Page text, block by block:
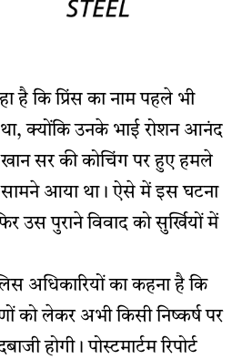
है कि प्रिंस का नाम पहले भी
था, क्योंकि उनके भाई रोशन आनंद
सर की कोचिंग पर हुए हमले
आया था। ऐसे में इस घटना
उस पुराने विवाद को सुर्खियों में
अधिकारियों का कहना है कि
को लेकर अभी किसी निष्कर्ष पर
होगी। पोस्टमार्टम रिपोर्ट